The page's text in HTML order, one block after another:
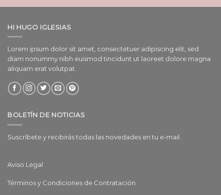
HI HUGO IGLESIAS
Lorem ipsum dolor sit amet, consectetuer adipiscing elit, sed
diam nonummy nibh euismod tincidunt ut laoreet dolore magna
aliquam erat volutpat.
BOLETÍN DE NOTICIAS
Suscríbete y recibirás todas las novedades en tu e-mail.
Aviso Legal
Términos y Condiciones de Contratación